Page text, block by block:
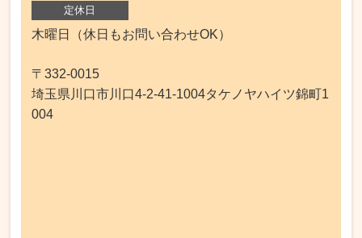
定休日
木曜日（休日もお問い合わせOK）
〒332-0015
埼玉県川口市川口4-2-41-1004タケノヤハイツ錦町1
004